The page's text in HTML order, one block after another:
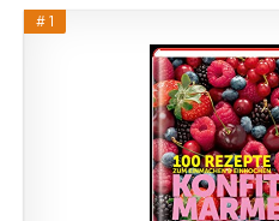
# 1